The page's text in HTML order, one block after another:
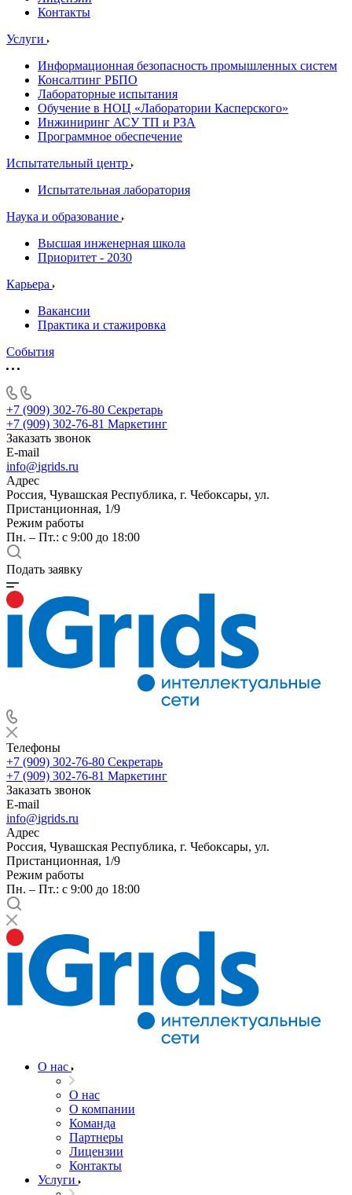
Контакты
Услуги
Информационная безопасность промышленных систем
Консалтинг РБПО
Лабораторные испытания
Обучение в НОЦ «Лаборатории Касперского»
Инжиниринг АСУ ТП и РЗА
Программное обеспечение
Испытательный центр
Испытательная лаборатория
Наука и образование
Высшая инженерная школа
Приоритет - 2030
Карьера
Вакансии
Практика и стажировка
События
+7 (909) 302-76-80 Секретарь
+7 (909) 302-76-81 Маркетинг
Заказать звонок
E-mail
info@igrids.ru
Адрес
Россия, Чувашская Республика, г. Чебоксары, ул.
Пристанционная, 1/9
Режим работы
Пн. – Пт.: с 9:00 до 18:00
Подать заявку
Телефоны
+7 (909) 302-76-80 Секретарь
+7 (909) 302-76-81 Маркетинг
Заказать звонок
E-mail
info@igrids.ru
Адрес
Россия, Чувашская Республика, г. Чебоксары, ул.
Пристанционная, 1/9
Режим работы
Пн. – Пт.: с 9:00 до 18:00
О нас
О нас
О компании
Команда
Партнеры
Лицензии
Контакты
Услуги